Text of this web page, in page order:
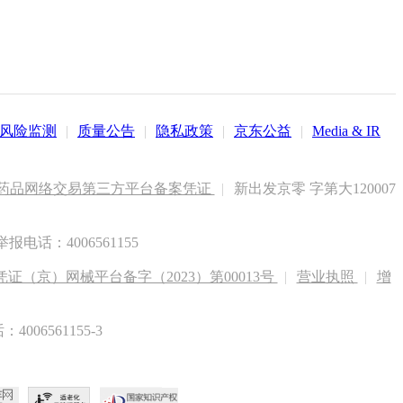
风险监测 | 质量公告 | 隐私政策 | 京东公益 | Media & IR
品网络交易第三方平台备案凭证 |
新出发京零 字第大120007
报电话：4006561155
证（京）网械平台备字（2023）第00013号 | 营业执照 |
增
4006561155-3